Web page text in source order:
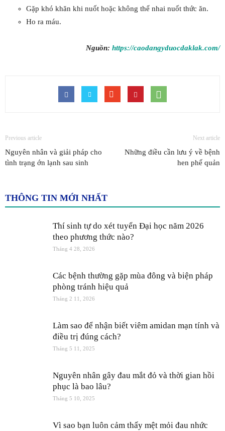
Gặp khó khăn khi nuốt hoặc không thể nhai nuốt thức ăn.
Ho ra máu.
Nguồn: https://caodangyduocdaklak.com/
Previous article
Nguyên nhân và giải pháp cho
tình trạng ớn lạnh sau sinh
Next article
Những điều cần lưu ý về bệnh
hen phế quản
THÔNG TIN MỚI NHẤT
Thí sinh tự do xét tuyển Đại học năm 2026
theo phương thức nào?
Tháng 4 28, 2026
Các bệnh thường gặp mùa đông và biện pháp
phòng tránh hiệu quả
Tháng 2 11, 2026
Làm sao để nhận biết viêm amidan mạn tính và
điều trị đúng cách?
Tháng 5 11, 2025
Nguyên nhân gây đau mắt đỏ và thời gian hồi
phục là bao lâu?
Tháng 5 10, 2025
Vì sao bạn luôn cảm thấy mệt mỏi đau nhức